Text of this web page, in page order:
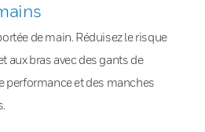
de main. Réduisez le risque
aux bras avec des gants de
performance et des manches